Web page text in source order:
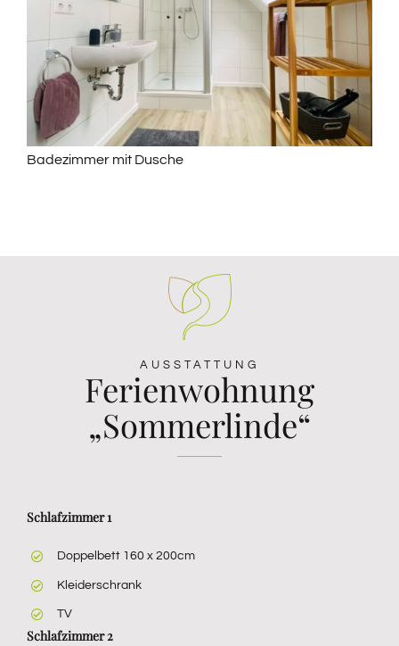
Badezimmer mit Dusche
AUSSTATTUNG
Ferienwohnung
„Sommerlinde“
Schlafzimmer 1
Doppelbett 160 x 200cm
Kleiderschrank
TV
Schlafzimmer 2